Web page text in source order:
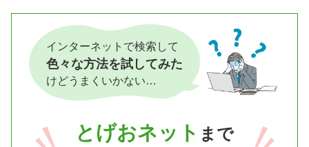
インターネットで検索して
色々な方法を試してみた
けどうまくいかない…
とげおネット まで